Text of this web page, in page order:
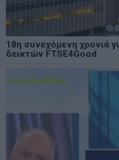
18η συνεχόμενη χρονιά
δεικτών FTSE4Good